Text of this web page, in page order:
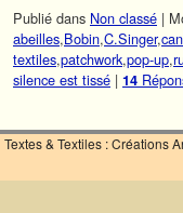
Publié dans Non classé |
abeilles,Bobin,C.Singer,
textiles,patchwork,pop-up,
silence est tissé | 14
Textes & Textiles : Créations